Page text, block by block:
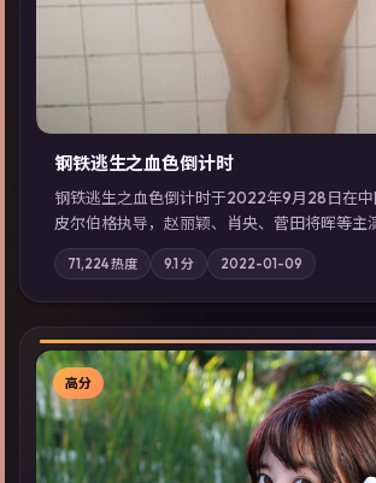
钢铁逃生之血色倒计时
钢铁逃生之血色倒计时于2022年9月28日在
皮尔伯格执导，赵丽颖、肖央、菅田将晖等主
叙事主轴，失踪人口档案牵出跨国灰色产业链
地域气质；站内亦可通过「国产免费观看高清
展检索同类型高分佳作，畅享高清在线追剧体
71,224热度 9.1 分 2022-01-09
高分